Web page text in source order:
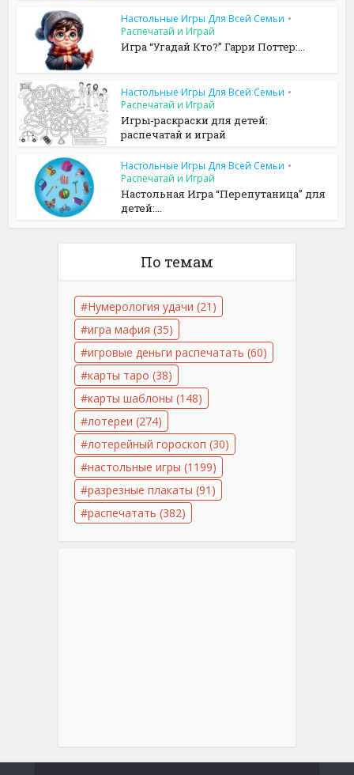
Настольные Игры Для Всей Семьи •
Распечатай и Играй
Игра “Угадай Кто?” Гарри Поттер:...
Настольные Игры Для Всей Семьи •
Распечатай и Играй
Игры-раскраски для детей:
распечатай и играй
Настольные Игры Для Всей Семьи •
Распечатай и Играй
Настольная Игра “Перепутаница” для
детей:...
По темам
Нумерология удачи (21)
игра мафия (35)
игровые деньги распечатать (60)
карты таро (38)
карты шаблоны (148)
лотереи (274)
лотерейный гороскоп (30)
настольные игры (1199)
разрезные плакаты (91)
распечатать (382)